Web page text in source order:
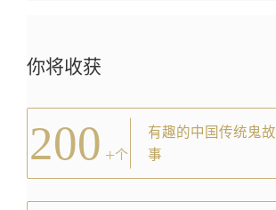
你将收获
200 +个
有趣的中国传统鬼故
事